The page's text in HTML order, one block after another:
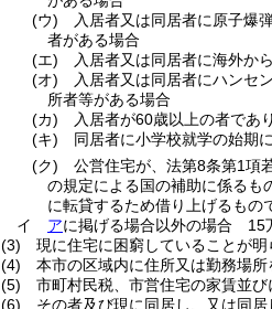
(ウ)
入居者又は同居者に原子爆
者がある場合
(エ)
入居者又は同居者に海外か
(オ)
入居者又は同居者にハンセ
所者等がある場合
(カ)
入居者が60歳以上の者であ
(キ)
同居者に小学校就学の始期
(ク)
公営住宅が、法第8条第1項
の規定による国の補助に係るも
に転貸するため借り上げるもの
イ
アに掲げる場合以外の場合 15
(3)
現に住宅に困窮していることが明
(4)
本市の区域内に住所又は勤務場所
(5)
市町村民税、市営住宅の家賃並
(6)
その者及び現に同居し、又は同